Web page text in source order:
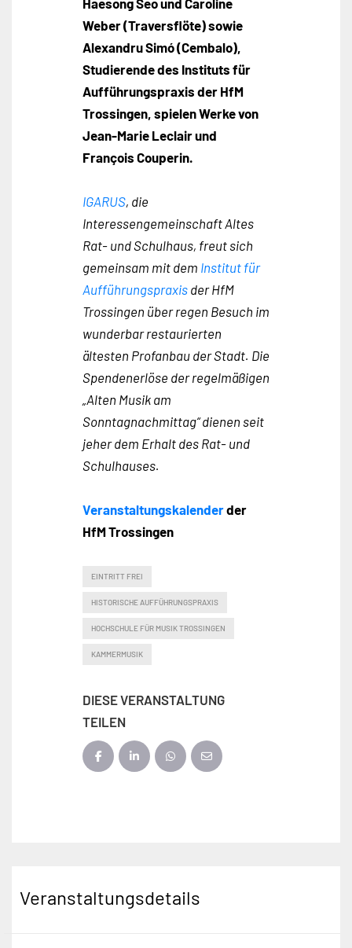
Weber (Traversflöte) sowie
Alexandru Simó (Cembalo),
Studierende des Instituts für
Aufführungspraxis der HfM
Trossingen, spielen Werke von
Jean-Marie Leclair und
François Couperin.
IGARUS, die
Interessengemeinschaft Altes
Rat- und Schulhaus, freut sich
gemeinsam mit dem Institut für
Aufführungspraxis der HfM
Trossingen über regen Besuch im
wunderbar restaurierten
ältesten Profanbau der Stadt. Die
Spendenerlöse der regelmäßigen
„Alten Musik am
Sonntagnachmittag“ dienen seit
jeher dem Erhalt des Rat- und
Schulhauses.
Veranstaltungskalenderder
HfM Trossingen
EINTRITT FREI
HISTORISCHE AUFFÜHRUNGSPRAXIS
HOCHSCHULE FÜR MUSIK TROSSINGEN
KAMMERMUSIK
DIESE VERANSTALTUNG
TEILEN
Veranstaltungsdetails